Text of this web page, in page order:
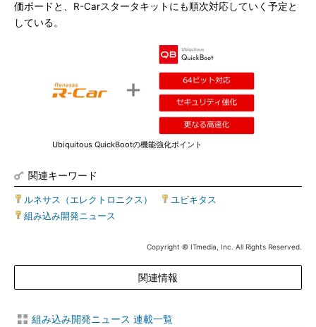
価ボードと、R-Carスタータキットにも順次対応していく予定と
している。
Ubiquitous QuickBootの機能強化ポイント
関連キーワード
ルネサス（エレクトロニクス） ユビキタス
組み込み開発ニュース
Copyright © ITmedia, Inc. All Rights Reserved.
関連情報
組み込み開発ニュース 連載一覧